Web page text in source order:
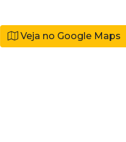
Veja no Google Maps